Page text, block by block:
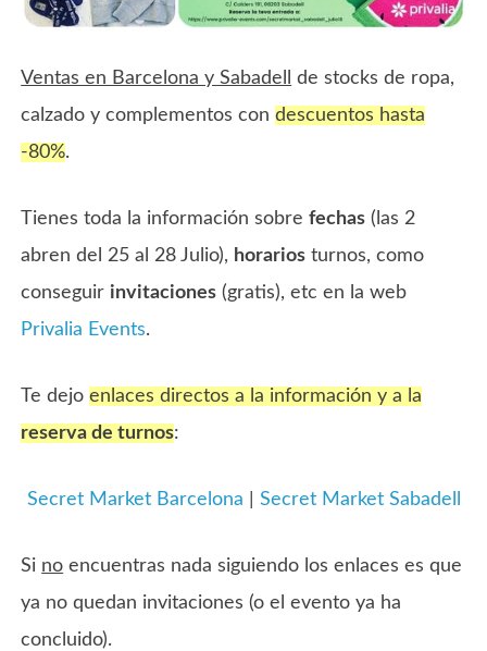
Ventas en Barcelona y Sabadell
de stocks de ropa,
calzado y complementos condescuentos hasta
-80%.
Tienes toda la información sobrefechas (las 2
abren del 25 al 28 Julio), horarios turnos, como
conseguir invitaciones (gratis), etc en la web
Privalia Events.
Te dejoenlaces directos a la información y a la
reserva de turnos:
Secret Market Barcelona Secret Market Sabadell
Si no encuentras nada siguiendo los enlaces es que
ya no quedan invitaciones (o el evento ya ha
concluido).